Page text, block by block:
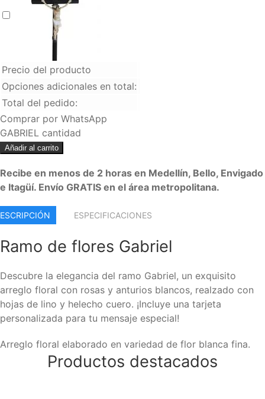
Precio del producto
Opciones adicionales en total:
Total del pedido:
Comprar por WhatsApp
GABRIEL cantidad
Añadir al carrito
Recibe en menos de 2 horas en Medellín, Bello, Envigado
e Itagüí. Envío GRATIS en el área metropolitana.
ESPECIFICACIONES
Ramo de flores Gabriel
Descubre la elegancia del ramo Gabriel, un exquisito
arreglo floral con rosas y anturios blancos, realzado con
hojas de lino y helecho cuero. ¡Incluye una tarjeta
personalizada para tu mensaje especial!
Arreglo floral elaborado en variedad de flor blanca fina.
Productos destacados